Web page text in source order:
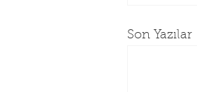
Son Yazılar